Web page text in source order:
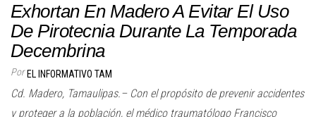
Exhortan En Madero A Evitar El Uso
De Pirotecnia Durante La Temporada
Decembrina
Por EL INFORMATIVO TAM
Cd. Madero, Tamaulipas.– Con el propósito de prevenir accidentes
y proteger a la población, el médico traumatólogo Francisco